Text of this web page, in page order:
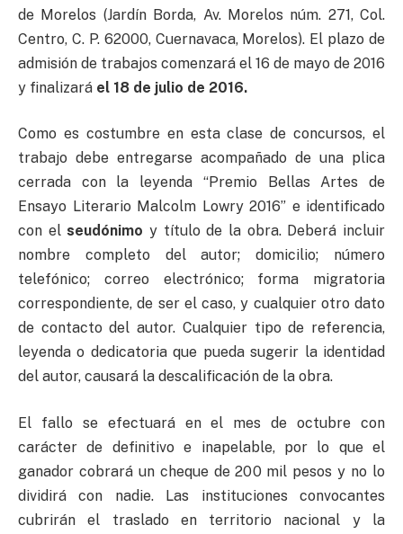
de Morelos (Jardín Borda, Av. Morelos núm. 271, Col.
Centro, C. P. 62000, Cuernavaca, Morelos). El plazo de
admisión de trabajos comenzará el 16 de mayo de 2016
y finalizará el 18 de julio de 2016.
Como es costumbre en esta clase de concursos, el
trabajo debe entregarse acompañado de una plica
cerrada con la leyenda “Premio Bellas Artes de
Ensayo Literario Malcolm Lowry 2016” e identificado
con elseudónimo y título de la obra. Deberá incluir
nombre completo del autor; domicilio; número
telefónico; correo electrónico; forma migratoria
correspondiente, de ser el caso, y cualquier otro dato
de contacto del autor. Cualquier tipo de referencia,
leyenda o dedicatoria que pueda sugerir la identidad
del autor, causará la descalificación de la obra.
El fallo se efectuará en el mes de octubre con
carácter de definitivo e inapelable, por lo que el
ganador cobrará un cheque de 200 mil pesos y no lo
dividirá con nadie. Las instituciones convocantes
cubrirán el traslado en territorio nacional y la